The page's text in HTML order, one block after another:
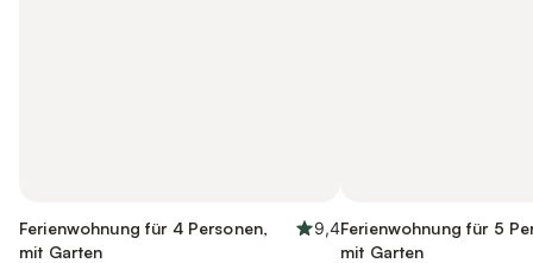
Ferienwohnung für 4 Personen,
mit Garten
9,4Ferienwohnung für 5
mit Garten